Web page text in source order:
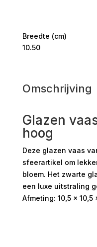
Breedte (cm)
10.50
Omschrijving
Glazen
hoog
Deze glazen vaas
sfeerartikel om
bloem. Het zwarte
een luxe uitstraling
Afmeting: 10,5 x 10,5